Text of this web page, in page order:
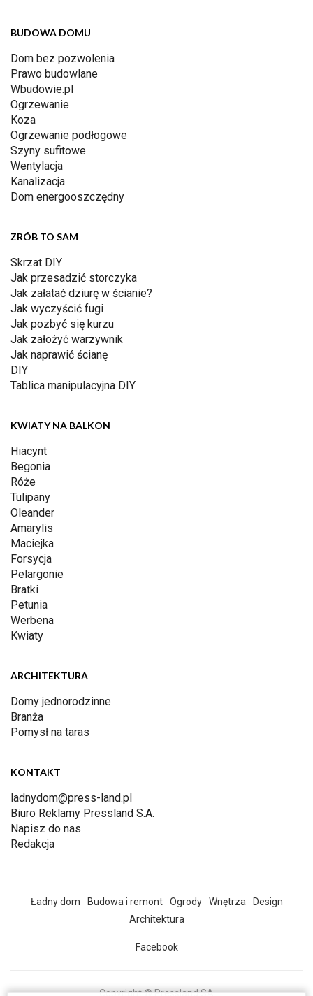
BUDOWA DOMU
Dom bez pozwolenia
Prawo budowlane
Wbudowie.pl
Ogrzewanie
Koza
Ogrzewanie podłogowe
Szyny sufitowe
Wentylacja
Kanalizacja
Dom energooszczędny
ZRÓB TO SAM
Skrzat DIY
Jak przesadzić storczyka
Jak załatać dziurę w ścianie?
Jak wyczyścić fugi
Jak pozbyć się kurzu
Jak założyć warzywnik
Jak naprawić ścianę
DIY
Tablica manipulacyjna DIY
KWIATY NA BALKON
Hiacynt
Begonia
Róże
Tulipany
Oleander
Amarylis
Maciejka
Forsycja
Pelargonie
Bratki
Petunia
Werbena
Kwiaty
ARCHITEKTURA
Domy jednorodzinne
Branża
Pomysł na taras
KONTAKT
ladnydom@press-land.pl
Biuro Reklamy Pressland S.A.
Napisz do nas
Redakcja
Ładny dom Budowa i remont Ogrody Wnętrza
Design
Architektura
Facebook
Copyright © Pressland SA